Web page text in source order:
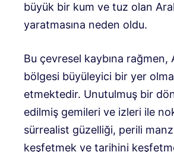
büyük bir kum ve tuz olan
yaratmasına neden oldu.
Bu çevresel kaybına rağmen,
bölgesi büyüleyici bir yer
etmektedir. Unutulmuş bir
edilmiş gemileri ve izleri ile
sürrealist güzelliği, perili
keşfetmek ve tarihini